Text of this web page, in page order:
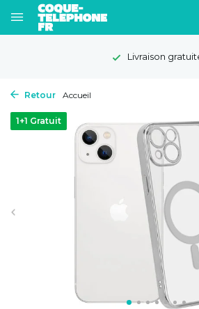
Livraison
Retour Accueil
1+1 Gratuit